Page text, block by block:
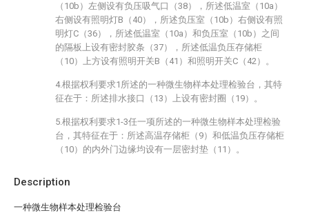
Description
一种微生物样本处理检验台
（10b）左侧设有负压吸气口（38），所述低温室（10a）
右侧设有照明灯B（40），所述负压室（10b）右侧设有照
明灯C（36），所述低温室（10a）和负压室（10b）之间
的隔板上设有密封胶条（37），所述低温负压存储柜
（10）上方设有照明开关B（41）和照明开关C（42）。
4.根据权利要求1所述的一种微生物样本处理检验台，其特
征在于：所述排水接口（13）上设有密封圈（19）。
5.根据权利要求1-3任一项所述的一种微生物样本处理检验
台，其特征在于：所述高温存储柜（9）和低温负压存储柜
（10）的内外门边缘均设有一层密封垫（11）。